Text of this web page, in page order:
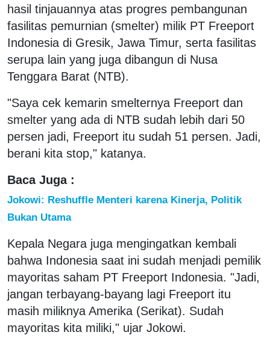
hasil tinjauannya atas progres pembangunan
fasilitas pemurnian (smelter) milik PT Freeport
Indonesia di Gresik, Jawa Timur, serta fasilitas
serupa lain yang juga dibangun di Nusa
Tenggara Barat (NTB).
"Saya cek kemarin smelternya Freeport dan
smelter yang ada di NTB sudah lebih dari 50
persen jadi, Freeport itu sudah 51 persen. Jadi,
berani kita stop," katanya.
Baca Juga :
Jokowi: Reshuffle Menteri karena Kinerja, Politik
Bukan Utama
Kepala Negara juga mengingatkan kembali
bahwa Indonesia saat ini sudah menjadi pemilik
mayoritas saham PT Freeport Indonesia. "Jadi,
jangan terbayang-bayang lagi Freeport itu
masih miliknya Amerika (Serikat). Sudah
mayoritas kita miliki," ujar Jokowi.